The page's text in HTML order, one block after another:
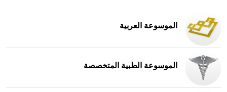
الموسوعة العربية
الموسوعة الطبية المتخصصة